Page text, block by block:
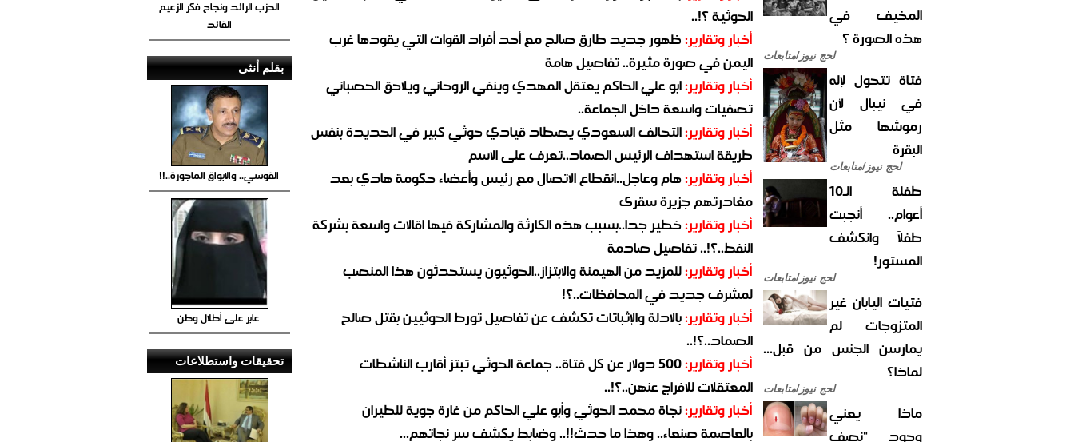
المخيف في
هذه الصورة ؟
لحج نيوز/متابعات
فتاة تتحول لإله
في نيبال لأن
رموشها مثل
البقرة
لحج نيوز/متابعات
طفلة الـ10
أعوام.. أنجبت
طفلاً وانكشف
المستور!
لحج نيوز/متابعات
فتيات اليابان غير
المتزوجات لم
يمارسن الجنس من قبل...
لماذا؟
لحج نيوز/متابعات
ماذا يعني
وجود "نصف
الحوثية ؟!..
أخبار وتقارير:ظهور جديد طارق صالح مع أحد أفراد القوات التي يقودها غرب
اليمن في صورة مثيرة.. تفاصيل هامة
أخبار وتقارير:ابو علي الحاكم يعتقل المهدي وينفي الروحاني ويلاحق الحصباني
تصفيات واسعة داخل الجماعة..
أخبار وتقارير:التحالف السعودي يصطاد قيادي حوثي كبير في الحديدة بنفس
طريقة استهداف الرئيس الصماد..تعرف على الاسم
أخبار وتقارير:هام وعاجل..انقطاع الاتصال مع رئيس وأعضاء حكومة هادي بعد
مغادرتهم جزيرة سقرى
أخبار وتقارير:خطير جدا..بسبب هذه الكارثة والمشاركة فيها اقالات واسعة بشركة
النفط..؟!.. تفاصيل صادمة
أخبار وتقارير:للمزيد من الهيمنة والابتزاز..الحوثيون يستحدثون هذا المنصب
لمشرف جديد في المحافظات..؟!
أخبار وتقارير:بالادلة والإثباتات تكشف عن تفاصيل تورط الحوثيين بقتل صالح
الصماد..؟!..
أخبار وتقارير:
500 دولار عن كل فتاة.. جماعة الحوثي تبتز أقارب الناشطات
المعتقلات للافراج عنهن..؟!..
أخبار وتقارير:نجاة محمد الحوثي وأبو علي الحاكم من غارة جوية للطيران
بالعاصمة صنعاء.. وهذا ما حدث!!.. وضابط يكشف سر نجاتهم...
الحزب الرائد ونجاح فكر الزعيم
القائد
بقلم أنثى
القوسي.. والابواق الماجورة..!!
عابر على أطلال وطن
تحقيقات واستطلاعات